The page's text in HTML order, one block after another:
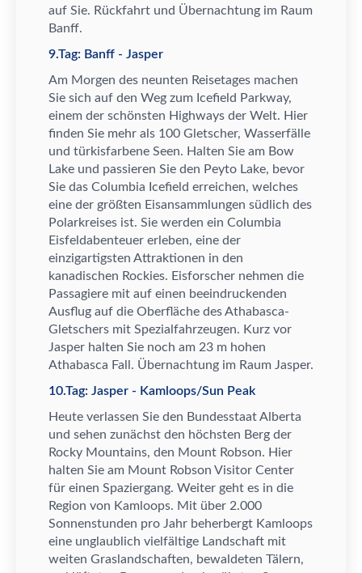
auf Sie. Rückfahrt und Übernachtung im Raum
Banff.
9.Tag: Banff - Jasper
Am Morgen des neunten Reisetages machen
Sie sich auf den Weg zum Icefield Parkway,
einem der schönsten Highways der Welt. Hier
finden Sie mehr als 100 Gletscher, Wasserfä lle
und türkisfarbene Seen. Halten Sie am Bow
Lake und passieren Sie den Peyto Lake, bevor
Sie das Columbia Icefield erreichen, welches
eine der größten Eisansammlungen südlich des
Polarkreises ist. Sie werden ein Columbia
Eisfeldabenteuer erleben, eine der
einzigartigsten Attraktionen in den
kanadischen Rockies. Eisforscher nehmen die
Passagiere mit auf einen beeindruckenden
Ausflug auf die Oberfläche des Athabasca-
Gletschers mit Spezialfahrzeugen. Kurz vor
Jasper halten Sie noch am 23 m hohen
Athabasca Fall. Übernachtung im Raum Jasper.
10.Tag: Jasper - Kamloops/Sun Peak
Heute verlassen Sie den Bundesstaat Alberta
und sehen zunächst den höchsten Berg der
Rocky Mountains, den Mount Robson. Hier
halten Sie am Mount Robson Visitor Center
für einen Spaziergang. Weiter geht es in die
Region von Kamloops. Mit über 2.000
Sonnenstunden pro Jahr beherbergt Kamloops
eine unglaublich vielfä ltige Landschaft mit
weiten Graslandschaften, bewaldeten Tä lern,